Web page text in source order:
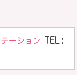
ーション TEL: